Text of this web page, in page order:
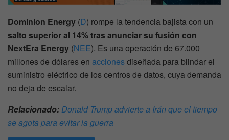
Dominion Energy (D) rompe la tendencia bajista con un
salto superior al 14% tras anunciar su fusión con
NextEra Energy (NEE). Es una operación de 67.000
millones de dólares en accionesdiseñada para blindar el
suministro eléctrico de los centros de datos, cuya demanda
no deja de escalar.
Relacionado:Donald Trump advierte a Irán que el tiempo
se agota para evitar la guerra